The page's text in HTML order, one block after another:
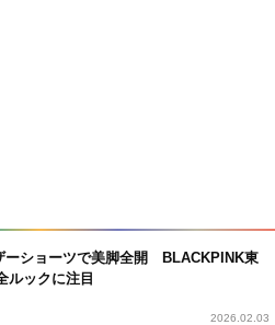
ーショーツで美脚全開 BLACKPINK東
ルックに注目
2026.02.03